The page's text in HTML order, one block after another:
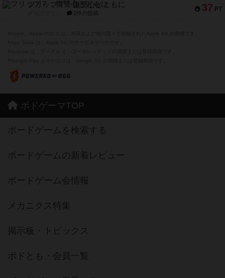
37 PT
フリップ７：復讐心とともに
2件の投稿
ボドゲーマTOP
ボードゲームを検索する
ボードゲームの新着レビュー
ボードゲーム会情報
メカニクス特集
掲示板・トピックス
ボドとも・会員一覧